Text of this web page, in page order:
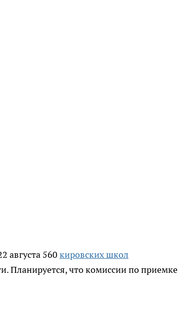
августа 560 кировских школ
Планируется, что комиссии по приемке